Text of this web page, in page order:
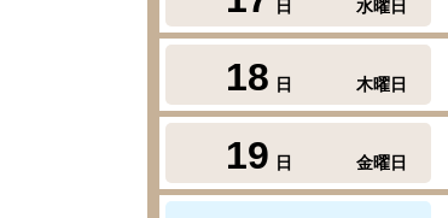
日 水曜日
18 日 木曜日
19 日 金曜日